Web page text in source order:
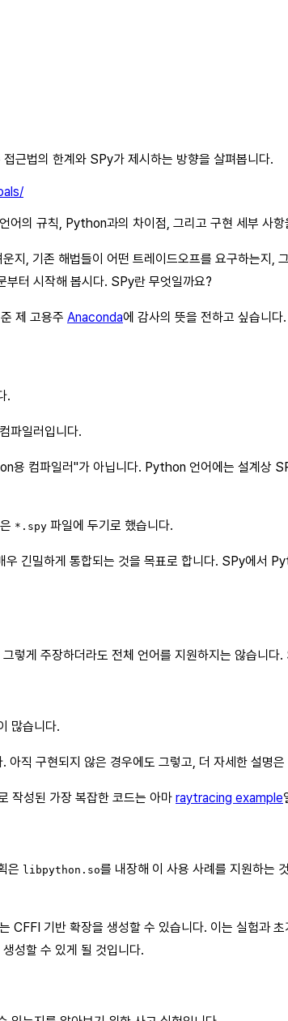
근법의 한계와 SPy가 제시하는 방향을 살펴봅니다.
어의 규칙, Python과의 차이점, 그리고 구현 세부 사항
, 기존 해법들이 어떤 트레이드오프를 요구하는지,
부터 시작해 봅시다. SPy란 무엇일까요?
제 고용주 Anaconda에 감사의 뜻을 전하고 싶습니다.
.
파일러입니다.
용 컴파일러"가 아닙니다. Python 언어에는 설계상
*.spy 파일에 두기로 했습니다.
긴밀하게 통합되는 것을 목표로 합니다. SPy에서
게 주장하더라도 전체 언어를 지원하지는 않습니다
많습니다.
아직 구현되지 않은 경우에도 그렇고, 더 자세한 설
작성된 가장 복잡한 코드는 아마 raytracing example
은 libpython.so를 내장해 이 사용 사례를 지원하는
기반 확장을 생성할 수 있습니다. 이는 실험과
성할 수 있게 될 것입니다.